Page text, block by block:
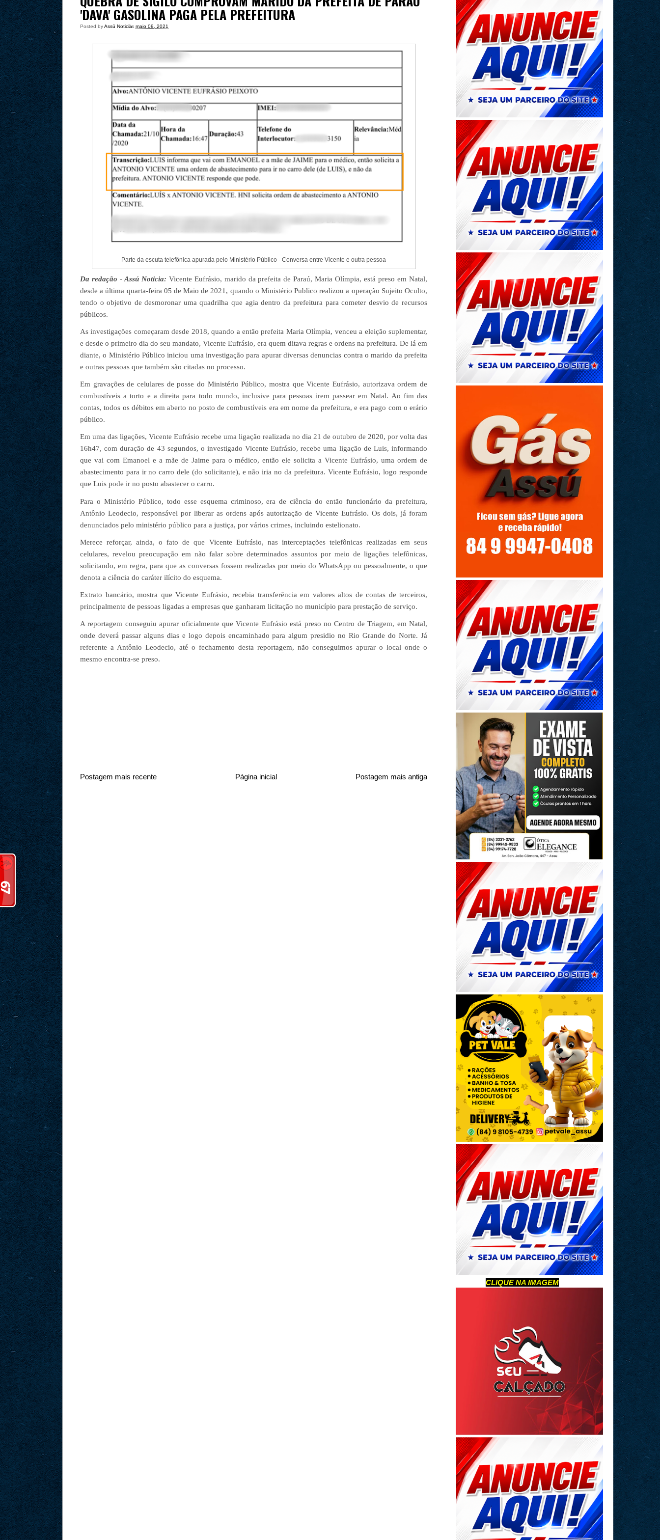
'DAVA' GASOLINA PAGA PELA PREFEITURA
Posted byAssú Noticia
às maio 09, 2021
Parte da escuta telefônica apurada pelo Ministério Público - Conversa entre Vicente e outra pessoa
Da redação - Assú Noticia: Vicente Eufrásio, marido da prefeita de Paraú, Maria Olímpia, está preso em Natal,
desde a última quarta-feira 05 de Maio de 2021, quando o Ministério Publico realizou a operação Sujeito Oculto,
tendo o objetivo de desmoronar uma quadrilha que agia dentro da prefeitura para cometer desvio de recursos
públicos.
As investigações começaram desde 2018, quando a então prefeita Maria Olímpia, venceu a eleição suplementar,
e desde o primeiro dia do seu mandato, Vicente Eufrásio, era quem ditava regras e ordens na prefeitura. De lá em
diante, o Ministério Público iniciou uma investigação para apurar diversas denuncias contra o marido da prefeita
e outras pessoas que também são citadas no processo.
Em gravações de celulares de posse do Ministério Público, mostra que Vicente Eufrásio, autorizava ordem de
combustíveis a torto e a direita para todo mundo, inclusive para pessoas irem passear em Natal. Ao fim das
contas, todos os débitos em aberto no posto de combustíveis era em nome da prefeitura, e era pago com o erário
público.
Em uma das ligações, Vicente Eufrásio recebe uma ligação realizada no dia 21 de outubro de 2020, por volta das
16h47, com duração de 43 segundos, o investigado Vicente Eufrásio, recebe uma ligação de Luis, informando
que vai com Emanoel e a mãe de Jaime para o médico, então ele solicita a Vicente Eufrásio, uma ordem de
abastecimento para ir no carro dele (do solicitante), e não iria no da prefeitura. Vicente Eufrásio, logo responde
que Luis pode ir no posto abastecer o carro.
Para o Ministério Público, todo esse esquema criminoso, era de ciência do então funcionário da prefeitura,
Antônio Leodecio, responsável por liberar as ordens após autorização de Vicente Eufrásio. Os dois, já foram
denunciados pelo ministério público para a justiça, por vários crimes, incluindo estelionato.
Merece reforçar, ainda, o fato de que Vicente Eufrásio, nas interceptações telefônicas realizadas em seus
celulares, revelou preocupação em não falar sobre determinados assuntos por meio de ligações telefônicas,
solicitando, em regra, para que as conversas fossem realizadas por meio do WhatsApp ou pessoalmente, o que
denota a ciência do caráter ilícito do esquema.
Extrato bancário, mostra que Vicente Eufrásio, recebia transferência em valores altos de contas de terceiros,
principalmente de pessoas ligadas a empresas que ganharam licitação no município para prestação de serviço.
A reportagem conseguiu apurar oficialmente que Vicente Eufrásio está preso no Centro de Triagem, em Natal,
onde deverá passar alguns dias e logo depois encaminhado para algum presidio no Rio Grande do Norte. Já
referente a Antônio Leodecio, até o fechamento desta reportagem, não conseguimos apurar o local onde o
mesmo encontra-se preso.
Postagem mais recente Postagem mais antiga
Página inicial
CLIQUE NA IMAGEM